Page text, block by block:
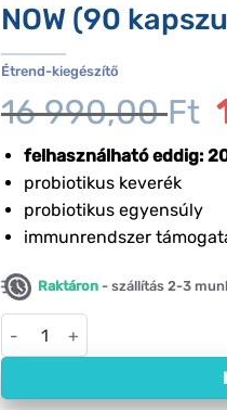
NOW (90
Étrend-kiegészítő
16 990,00Ft
felhasználható eddig:
probiotikus keverék
probiotikus egyensúly
immunrendszer
Raktáron - szállítás 2-3
Probiotikus védelem